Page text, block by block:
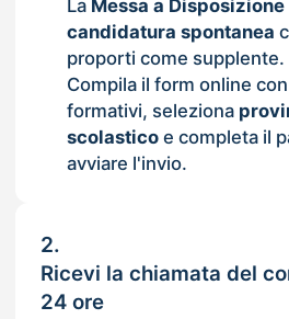
La Messa a Disposizione
candidatura spontanea
proporti come supplente.
Compila il form online
formativi, seleziona
scolasticoe completa il
avviare l'invio.
2.
Ricevi la chiamata del
24 ore